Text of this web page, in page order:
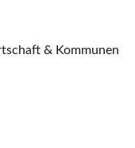
& Kommunen